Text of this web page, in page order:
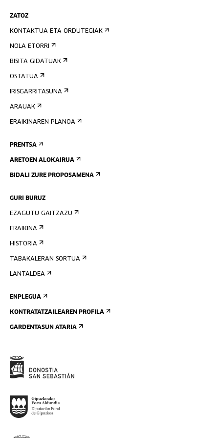
ZATOZ
KONTAKTUA ETA ORDUTEGIAK
NOLA ETORRI
BISITA GIDATUAK
OSTATUA
IRISGARRITASUNA
ARAUAK
ERAIKINAREN PLANOA
PRENTSA
ARETOEN ALOKAIRUA
BIDALI ZURE PROPOSAMENA
GURI BURUZ
EZAGUTU GAITZAZU
ERAIKINA
HISTORIA
TABAKALERAN SORTUA
LANTALDEA
ENPLEGUA
KONTRATATZAILEAREN PROFILA
GARDENTASUN ATARIA